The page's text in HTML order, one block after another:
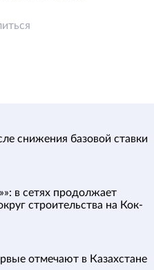
снижения базовой ставки
в сетях продолжает
строительства на Кок-
отмечают в Казахстане